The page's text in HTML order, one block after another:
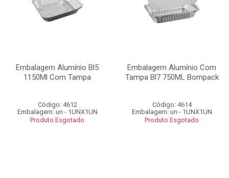
Embalagem Alumínio Bl5
1150Ml Com Tampa
Código: 4612
Embalagem: un - 1UNX1UN
Produto Esgotado
Embalagem Alumínio Com
Tampa Bl7 750ML Bompack
Código: 4614
Embalagem: un - 1UNX1UN
Produto Esgotado